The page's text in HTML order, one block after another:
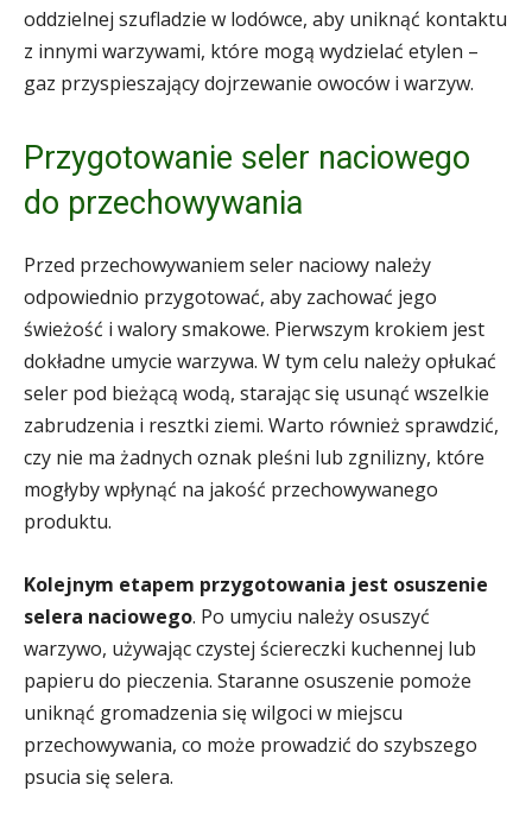
oddzielnej szufladzie w lodówce, aby uniknąć kontaktu
z innymi warzywami, które mogą wydzielać etylen –
gaz przyspieszający dojrzewanie owoców i warzyw.
Przygotowanie seler naciowego
do przechowywania
Przed przechowywaniem seler naciowy należy
odpowiednio przygotować, aby zachować jego
świeżość i walory smakowe. Pierwszym krokiem jest
dokładne umycie warzywa. W tym celu należy opłukać
seler pod bieżącą wodą, starając się usunąć wszelkie
zabrudzenia i resztki ziemi. Warto również sprawdzić,
czy nie ma żadnych oznak pleśni lub zgnilizny, które
mogłyby wpłynąć na jakość przechowywanego
produktu.
Kolejnym etapem przygotowania jest osuszenie
selera naciowego. Po umyciu należy osuszyć
warzywo, używając czystej ściereczki kuchennej lub
papieru do pieczenia. Staranne osuszenie pomoże
uniknąć gromadzenia się wilgoci w miejscu
przechowywania, co może prowadzić do szybszego
psucia się selera.